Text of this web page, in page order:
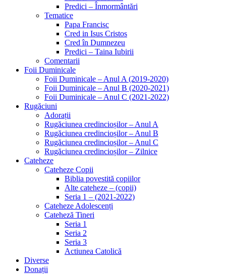
Predici – Înmormântări
Tematice
Papa Francisc
Cred in Isus Cristos
Cred în Dumnezeu
Predici – Taina Iubirii
Comentarii
Foii Duminicale
Foii Duminicale – Anul A (2019-2020)
Foii Duminicale – Anul B (2020-2021)
Foii Duminicale – Anul C (2021-2022)
Rugăciuni
Adorații
Rugăciunea credincioșilor – Anul A
Rugăciunea credincioșilor – Anul B
Rugăciunea credincioșilor – Anul C
Rugăciunea credincioșilor – Zilnice
Cateheze
Cateheze Copii
Biblia povestită copiilor
Alte cateheze – (copii)
Seria 1 – (2021-2022)
Cateheze Adolescenți
Cateheză Tineri
Seria 1
Seria 2
Seria 3
Actiunea Catolică
Diverse
Donații